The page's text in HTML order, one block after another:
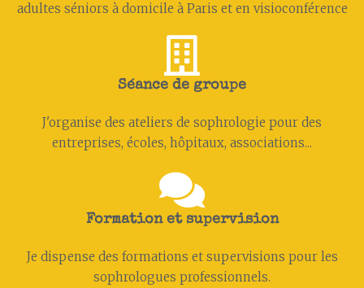
adultes séniors à domicile à Paris et en visioconférence
Séance de groupe
J'organise des ateliers de sophrologie pour des
entreprises, écoles, hôpitaux, associations...
Formation et supervision
Je dispense des formations et supervisions pour les
sophrologues professionnels.